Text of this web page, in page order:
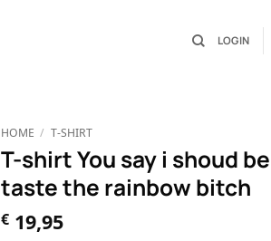
LOGIN
HOME / T-SHIRT
T-shirt You say i shoud
taste the rainbow bitch
€19,95